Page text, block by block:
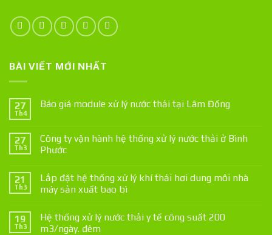
BÀI VIẾT MỚI NHẤT
27
Th4
Báo giá module xử lý nước thải tại Lâm Đồng
27
Th3
Công ty vận hành hệ thống xử lý nước thải ở Bình
Phước
21
Th3
Lắp đặt hệ thống xử lý khí thải hơi dung môi nhà
máy sản xuất bao bì
19
Th3
Hệ thống xử lý nước thải y tế công suất 200
m3/ngày. đêm